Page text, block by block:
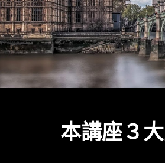
本講座３